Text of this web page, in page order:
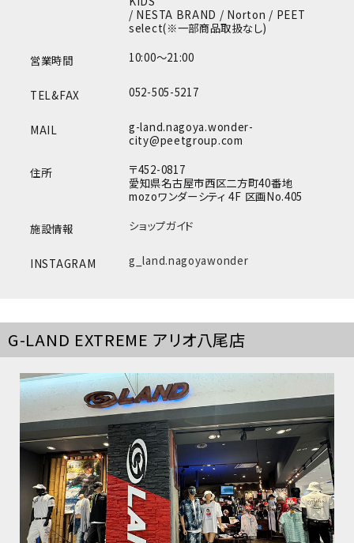
/ NESTA BRAND / Norton / PEET
select(※一部商品取扱なし)
営業時間 10:00～21:00
TEL&FAX 052-505-5217
MAIL
g-land.nagoya.wonder-
city@peetgroup.com
住所
〒452-0817
愛知県名古屋市西区二方町40番地
mozoワンダーシティ 4F 区画No.405
施設情報 ショップガイド
INSTAGRAM g_land.nagoyawonder
G-LAND EXTREME アリオ八尾店